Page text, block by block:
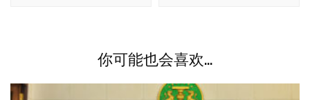
你可能也会喜欢...